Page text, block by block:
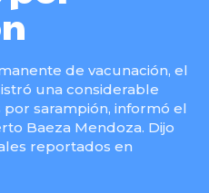
de vacunación, el
una considerable
sarampión, informó el
Baeza Mendoza. Dijo
reportados en